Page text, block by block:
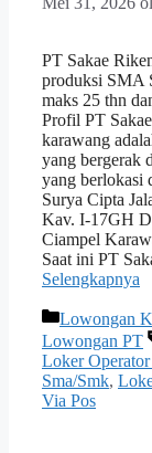
PT Sakae
produksi SMA
maks 25 thn
Profil PT
karawang
yang bergerak
yang berlokasi
Surya Cipta
Kav. I-17GH
Ciampel
Saat ini PT
Selengkapnya
Kategori
Lowongan
Lowongan PT
Loker
Sma/Smk,
Via Pos